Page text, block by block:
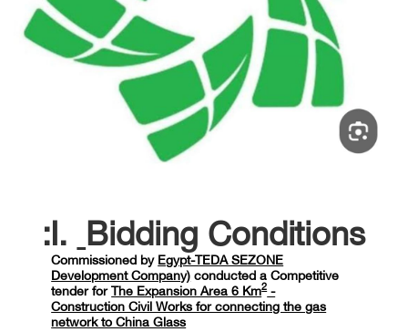
I. BiddingConditions:
Commissioned byEgypt-TEDA SEZONE
Development Company)conducted a Competitive
tender forThe Expansion Area 6 Km2-
Construction Civil Works for connecting the gas
network to China Glass